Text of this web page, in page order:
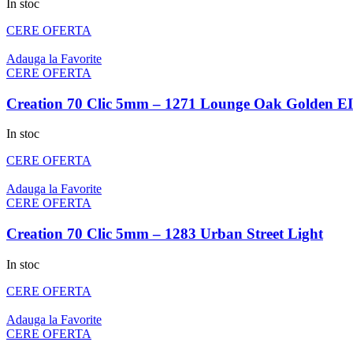
In stoc
CERE OFERTA
Adauga la Favorite
CERE OFERTA
Creation 70 Clic 5mm – 1271 Lounge Oak Golden
In stoc
CERE OFERTA
Adauga la Favorite
CERE OFERTA
Creation 70 Clic 5mm – 1283 Urban Street Light
In stoc
CERE OFERTA
Adauga la Favorite
CERE OFERTA